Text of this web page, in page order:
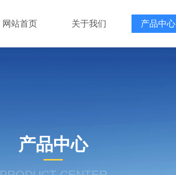
网站首页 关于我们 产品中心
产品中心